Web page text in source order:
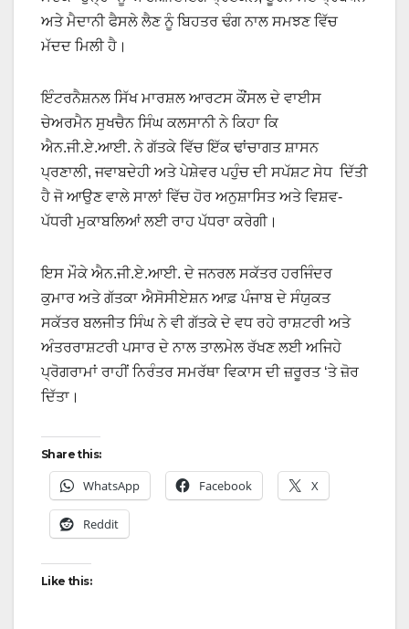
ਅਤੇ ਮੈਦਾਨੀ ਫੈਸਲੇ ਲੈਣ ਨੂੰ ਬਿਹਤਰ ਢੰਗ ਨਾਲ ਸਮਝਣ ਵਿੱਚ
ਮੱਦਦ ਮਿਲੀ ਹੈ।
ਇੰਟਰਨੈਸ਼ਨਲ ਸਿੱਖ ਮਾਰਸ਼ਲ ਆਰਟਸ ਕੌਂਸਲ ਦੇ ਵਾਈਸ
ਚੇਅਰਮੈਨ ਸੁਖਚੈਨ ਸਿੰਘ ਕਲਸਾਨੀ ਨੇ ਕਿਹਾ ਕਿ
ਐਨ.ਜੀ.ਏ.ਆਈ. ਨੇ ਗੱਤਕੇ ਵਿੱਚ ਇੱਕ ਢਾਂਚਾਗਤ ਸ਼ਾਸਨ
ਪ੍ਰਣਾਲੀ, ਜਵਾਬਦੇਹੀ ਅਤੇ ਪੇਸ਼ੇਵਰ ਪਹੁੰਚ ਦੀ ਸਪੱਸ਼ਟ ਸੇਧ ਦਿੱਤੀ
ਹੈ ਜੋ ਆਉਣ ਵਾਲੇ ਸਾਲਾਂ ਵਿੱਚ ਹੋਰ ਅਨੁਸ਼ਾਸਿਤ ਅਤੇ ਵਿਸ਼ਵ-
ਪੱਧਰੀ ਮੁਕਾਬਲਿਆਂ ਲਈ ਰਾਹ ਪੱਧਰਾ ਕਰੇਗੀ।
ਇਸ ਮੌਕੇ ਐਨ.ਜੀ.ਏ.ਆਈ. ਦੇ ਜਨਰਲ ਸਕੱਤਰ ਹਰਜਿੰਦਰ
ਕੁਮਾਰ ਅਤੇ ਗੱਤਕਾ ਐਸੋਸੀਏਸ਼ਨ ਆਫ਼ ਪੰਜਾਬ ਦੇ ਸੰਯੁਕਤ
ਸਕੱਤਰ ਬਲਜੀਤ ਸਿੰਘ ਨੇ ਵੀ ਗੱਤਕੇ ਦੇ ਵਧ ਰਹੇ ਰਾਸ਼ਟਰੀ ਅਤੇ
ਅੰਤਰਰਾਸ਼ਟਰੀ ਪਸਾਰ ਦੇ ਨਾਲ ਤਾਲਮੇਲ ਰੱਖਣ ਲਈ ਅਜਿਹੇ
ਪ੍ਰੋਗਰਾਮਾਂ ਰਾਹੀਂ ਨਿਰੰਤਰ ਸਮਰੱਥਾ ਵਿਕਾਸ ਦੀ ਜ਼ਰੂਰਤ ‘ਤੇ ਜ਼ੋਰ
ਦਿੱਤਾ।
Share this:
WhatsApp Facebook X
Reddit
Like this: